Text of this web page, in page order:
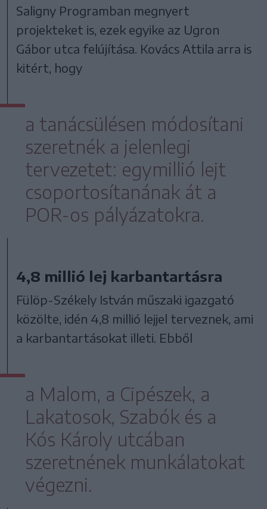
Saligny Programban megnyert
projekteket is, ezek egyike az Ugron
Gábor utca felújítása. Kovács Attila arra is
kitért, hogy
a tanácsülésen módosítani
szeretnék a jelenlegi
tervezetet: egymillió lejt
csoportosítanának át a
POR-os pályázatokra.
4,8 millió lej karbantartásra
Fülöp-Székely István műszaki igazgató
közölte, idén 4,8 millió lejjel terveznek, ami
a karbantartásokat illeti. Ebből
a Malom, a Cipészek, a
Lakatosok, Szabók és a
Kós Károly utcában
szeretnének munkálatokat
végezni.